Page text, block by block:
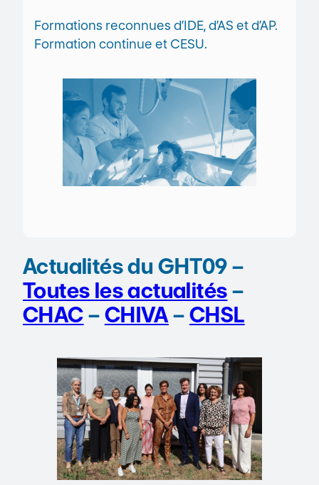
Formations reconnues d’IDE, d’AS et d’AP.
Formation continue et CESU.
Actualités du GHT09 –
Toutes les actualités –
CHAC – CHIVA –CHSL